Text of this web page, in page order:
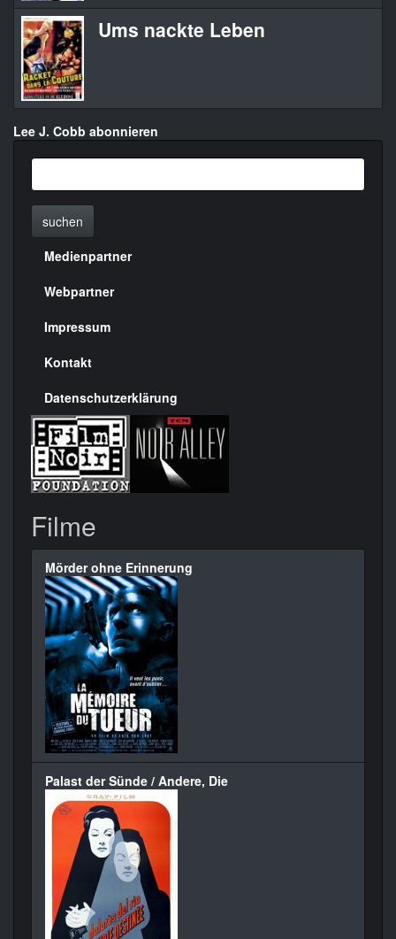
Ums nackte Leben
Lee J. Cobb abonnieren
suchen
Menülinks
rechte
Seite
Medienpartner
Webpartner
Impressum
Kontakt
Datenschutzerklärung
Filme
Mörder ohne Erinnerung
Palast der Sünde / Andere, Die